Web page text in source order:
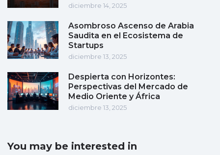
diciembre 14, 2025
Asombroso Ascenso de Arabia
Saudita en el Ecosistema de
Startups
diciembre 13, 2025
Despierta con Horizontes:
Perspectivas del Mercado de
Medio Oriente y África
diciembre 13, 2025
You may be interested in